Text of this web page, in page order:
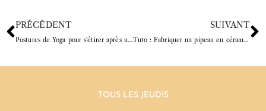
PRÉCÉDENT
Postures de Yoga pour s’étirer après une séance de poterie
SUIVANT
Tuto : Fabriquer un pipeau en céramique
TOUS LES JEUDIS